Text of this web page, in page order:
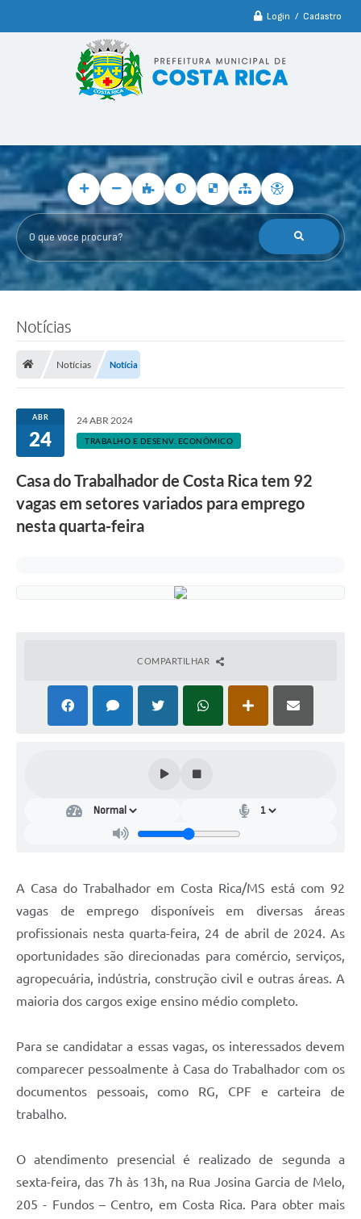
Login / Cadastro
O que voce procura?
Notícias
Notícias Notícia
ABR
24
24 ABR 2024
TRABALHO E DESENV. ECONÔMICO
Casa do Trabalhador de Costa Rica tem 92
vagas em setores variados para emprego
nesta quarta-feira
COMPARTILHAR
A Casa do Trabalhador em Costa Rica/MS está com 92
vagas de emprego disponíveis em diversas áreas
profissionais nesta quarta-feira, 24 de abril de 2024. As
oportunidades são direcionadas para comércio, serviços,
agropecuária, indústria, construção civil e outras áreas. A
maioria dos cargos exige ensino médio completo.
Para se candidatar a essas vagas, os interessados devem
comparecer pessoalmente à Casa do Trabalhador com os
documentos pessoais, como RG, CPF e carteira de
trabalho.
O atendimento presencial é realizado de segunda a
sexta-feira, das 7h às 13h, na Rua Josina Garcia de Melo,
205 - Fundos – Centro, em Costa Rica. Para obter mais